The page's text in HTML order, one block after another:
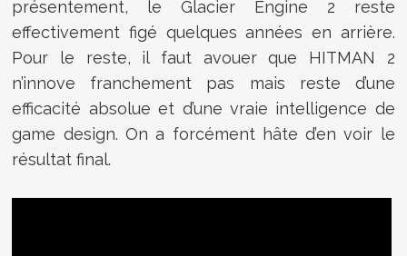
présentement, le Glacier Engine 2 reste
effectivement figé quelques années en arrière.
Pour le reste, il faut avouer que HITMAN 2
n’innove franchement pas mais reste d’une
efficacité absolue et d’une vraie intelligence de
game design. On a forcément hâte d’en voir le
résultat final.